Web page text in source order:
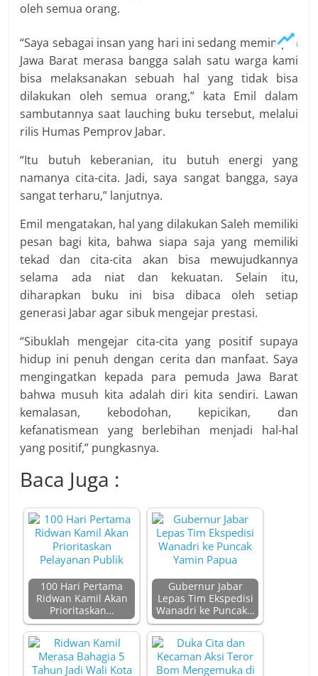
oleh semua orang.
“Saya sebagai insan yang hari ini sedang memimpin
Jawa Barat merasa bangga salah satu warga kami
bisa melaksanakan sebuah hal yang tidak bisa
dilakukan oleh semua orang,” kata Emil dalam
sambutannya saat lauching buku tersebut, melalui
rilis Humas Pemprov Jabar.
“Itu butuh keberanian, itu butuh energi yang
namanya cita-cita. Jadi, saya sangat bangga, saya
sangat terharu,” lanjutnya.
Emil mengatakan, hal yang dilakukan Saleh memiliki
pesan bagi kita, bahwa siapa saja yang memiliki
tekad dan cita-cita akan bisa mewujudkannya
selama ada niat dan kekuatan. Selain itu,
diharapkan buku ini bisa dibaca oleh setiap
generasi Jabar agar sibuk mengejar prestasi.
“Sibuklah mengejar cita-cita yang positif supaya
hidup ini penuh dengan cerita dan manfaat. Saya
mengingatkan kepada para pemuda Jawa Barat
bahwa musuh kita adalah diri kita sendiri. Lawan
kemalasan, kebodohan, kepicikan, dan
kefanatismean yang berlebihan menjadi hal-hal
yang positif,” pungkasnya.
Baca Juga :
100 Hari Pertama
Ridwan Kamil Akan
Prioritaskan…
Gubernur Jabar
Lepas Tim Ekspedisi
Wanadri ke Puncak…